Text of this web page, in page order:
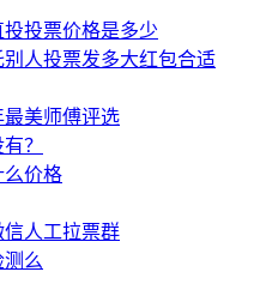
投票价格是多少
人投票发多大红包合适
最美师傅评选
？
么价格
人工拉票群
么